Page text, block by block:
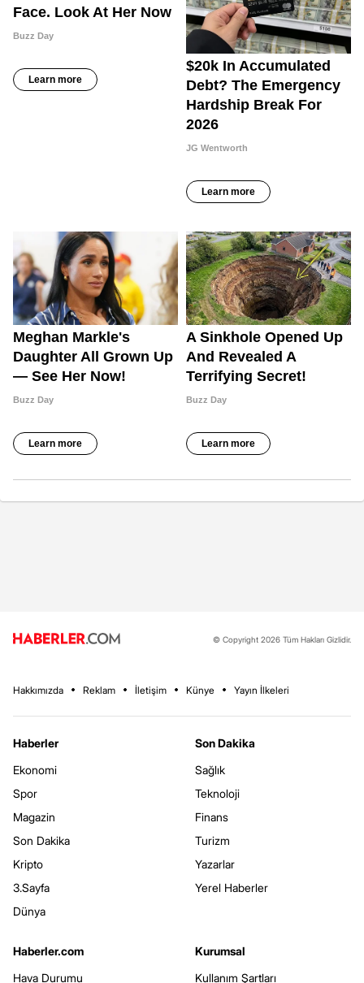
© Copyright 2026 Tüm Hakları Gizlidir.
Hakkımızda Reklam İletişim Künye Yayın İlkeleri
Haberler
Ekonomi
Spor
Magazin
Son Dakika
Kripto
3.Sayfa
Dünya
Son Dakika
Sağlık
Teknoloji
Finans
Turizm
Yazarlar
Yerel Haberler
Haberler.com
Hava Durumu
Kurumsal
Kullanım Şartları